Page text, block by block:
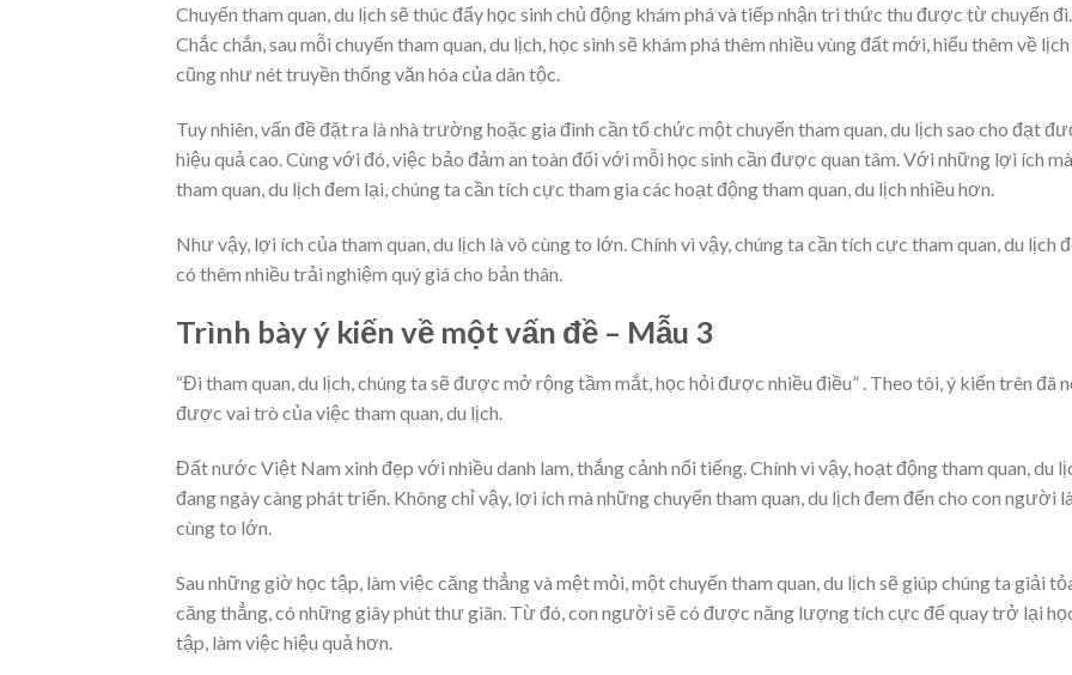
Chuyến tham quan, du lịch sẽ thúc đẩy học sinh chủ động khám phá và tiếp nhận tri thức thu được từ chuyến đi.
Chắc chắn, sau mỗi chuyến tham quan, du lịch, học sinh sẽ khám phá thêm nhiều vùng đất mới, hiểu thêm về
cũng như nét truyền thống văn hóa của dân tộc.
Tuy nhiên, vấn đề đặt ra là nhà trường hoặc gia đình cần tổ chức một chuyến tham quan, du lịch sao cho đạt
hiệu quả cao. Cùng với đó, việc bảo đảm an toàn đối với mỗi học sinh cần được quan tâm. Với những lợi ích mà
tham quan, du lịch đem lại, chúng ta cần tích cực tham gia các hoạt động tham quan, du lịch nhiều hơn.
Như vậy, lợi ích của tham quan, du lịch là vô cùng to lớn. Chính vì vậy, chúng ta cần tích cực tham quan, du lịch
có thêm nhiều trải nghiệm quý giá cho bản thân.
Trình bày ý kiến về một vấn đề – Mẫu 3
“Đi tham quan, du lịch, chúng ta sẽ được mở rộng tầm mắt, học hỏi được nhiều điều” . Theo tôi, ý kiến trên đã
được vai trò của việc tham quan, du lịch.
Đất nước Việt Nam xinh đẹp với nhiều danh lam, thắng cảnh nổi tiếng. Chính vì vậy, hoạt động tham quan, du
đang ngày càng phát triển. Không chỉ vậy, lợi ích mà những chuyến tham quan, du lịch đem đến cho con người
cùng to lớn.
Sau những giờ học tập, làm việc căng thẳng và mệt mỏi, một chuyến tham quan, du lịch sẽ giúp chúng ta giải
căng thẳng, có những giây phút thư giãn. Từ đó, con người sẽ có được năng lượng tích cực để quay trở lại
tập, làm việc hiệu quả hơn.